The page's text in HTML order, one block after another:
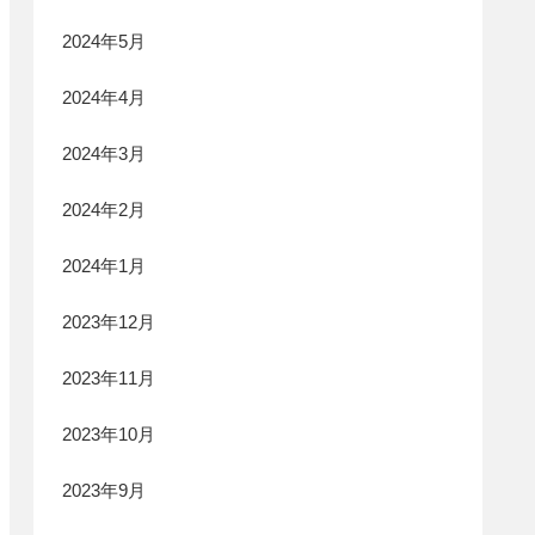
2024年5月
2024年4月
2024年3月
2024年2月
2024年1月
2023年12月
2023年11月
2023年10月
2023年9月